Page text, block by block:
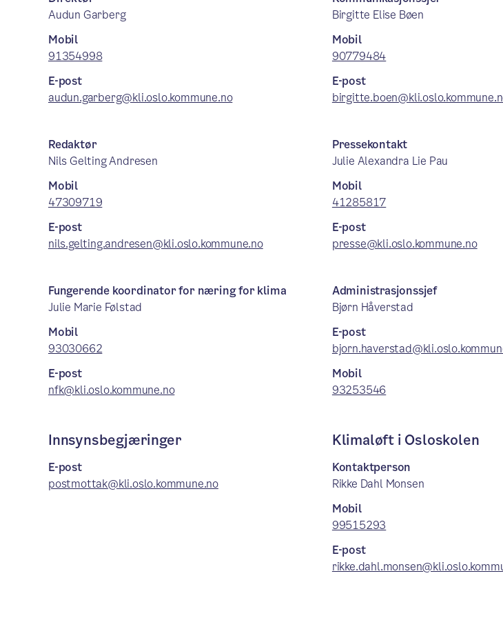
Audun Garberg
Mobil
91354998
E-post
audun.garberg@kli.oslo.kommune.no
Birgitte Elise Bøen
Mobil
90779484
E-post
Redaktør
Nils Gelting Andresen
Mobil
47309719
E-post
nils.gelting.andresen@kli.oslo.kommune.no
Pressekontakt
Julie Alexandra Lie Pau
Mobil
41285817
E-post
presse@kli.oslo.kommune.no
Fungerende koordinator for næring for klima
Julie Marie Følstad
Mobil
93030662
E-post
nfk@kli.oslo.kommune.no
Administrasjonssjef
Bjørn Håverstad
E-post
Mobil
93253546
Innsynsbegjæringer
E-post
postmottak@kli.oslo.kommune.no
Klimaløft i Osloskolen
Kontaktperson
Rikke Dahl Monsen
Mobil
99515293
E-post